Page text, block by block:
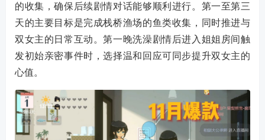
的收集，确保后续剧情对话能够顺利进行。第一至第三
天的主要目标是完成栈桥渔场的鱼类收集，同时推进与
双女主的日常互动。第一晚洗澡剧情后进入姐姐房间触
发初始亲密事件时，选择温和回应可同步提升双女主的
心值。